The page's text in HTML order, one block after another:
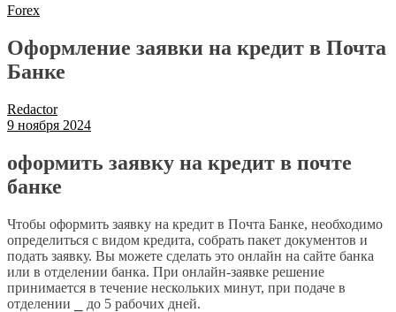
Forex
Оформление заявки на кредит в Почта
Банке
Redactor
9 ноября 2024
оформить заявку на кредит в почте
банке
Чтобы оформить заявку на кредит в Почта Банке, необходимо
определиться с видом кредита, собрать пакет документов и
подать заявку. Вы можете сделать это онлайн на сайте банка
или в отделении банка. При онлайн-заявке решение
принимается в течение нескольких минут, при подаче в
отделении ⎯ до 5 рабочих дней.